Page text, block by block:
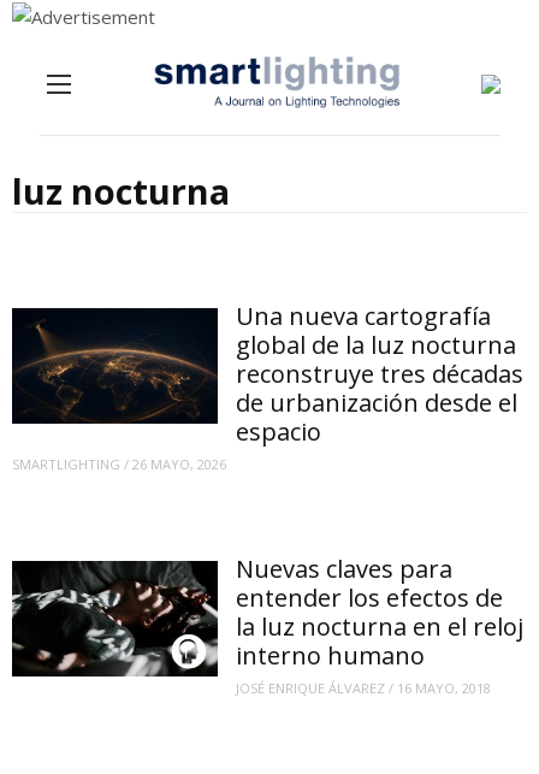
luz nocturna
Una nueva cartografía
global de la luz nocturna
reconstruye tres décadas
de urbanización desde el
espacio
SMARTLIGHTING / 26 MAYO, 2026
Nuevas claves para
entender los efectos de
la luz nocturna en el reloj
interno humano
JOSÉ ENRIQUE ÁLVAREZ / 16 MAYO, 2018